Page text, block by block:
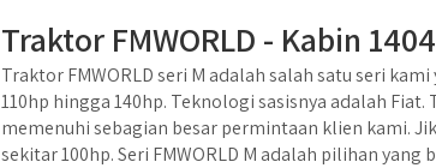
Traktor FMWORLD - Kabin
Traktor FMWORLD seri M adalah salah satu seri
110hp hingga 140hp. Teknologi sasisnya adalah
memenuhi sebagian besar permintaan klien kami.
sekitar 100hp. Seri FMWORLD M adalah pilihan yang